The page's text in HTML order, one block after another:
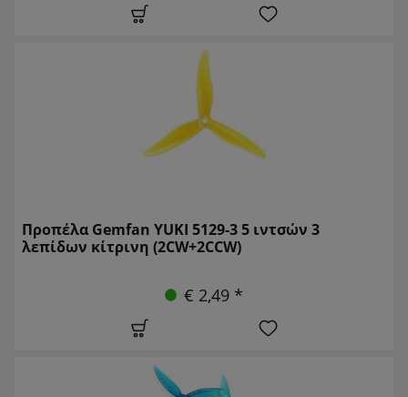
Προπέλα Gemfan YUKI 5129-3 5 ιντσών 3
λεπίδων κίτρινη (2CW+2CCW)
€ 2,49 *